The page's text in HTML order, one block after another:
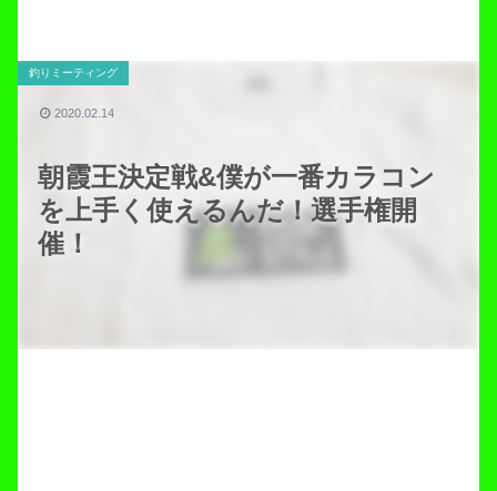
朝霞王決定戦&僕が一番カラコン
を上手く使えるんだ！選手権開
催！
釣りミーティング
2020.02.14